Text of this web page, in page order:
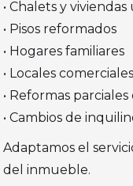
• Chalets y
• Pisos reformados
• Hogares familiares
• Locales comerciales
• Reformas
• Cambios de
Adaptamos el
del inmueble.